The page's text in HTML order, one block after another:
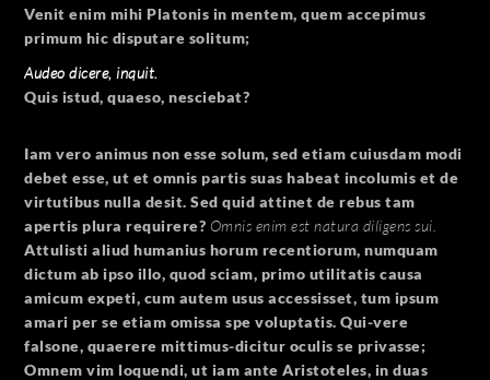
Venit enim mihi Platonis in mentem, quem accepimus
primum hic disputare solitum;
Audeo dicere, inquit.
Quis istud, quaeso, nesciebat?
Iam vero animus non esse solum, sed etiam cuiusdam modi
debet esse, ut et omnis partis suas habeat incolumis et de
virtutibus nulla desit. Sed quid attinet de rebus tam
apertis plura requirere? Omnis enim est natura diligens sui.
Attulisti aliud humanius horum recentiorum, numquam
dictum ab ipso illo, quod sciam, primo utilitatis causa
amicum expeti, cum autem usus accessisset, tum ipsum
amari per se etiam omissa spe voluptatis. Qui-vere
falsone, quaerere mittimus-dicitur oculis se privasse;
Omnem vim loquendi, ut iam ante Aristoteles, in duas